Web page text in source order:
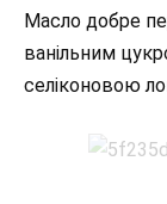
Масло добре
ванільним
селіконовою